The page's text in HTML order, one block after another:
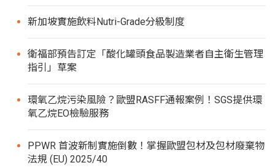
新加坡實施飲料Nutri-Grade分級制度
衛福部預告訂定「酸化罐頭食品製造業者自主衛生管理
指引」草案
環氧乙烷污染風險？歐盟RASFF通報案例！SGS提供環
氧乙烷EO檢驗服務
PPWR 首波新制實施倒數！掌握歐盟包材及包材廢棄物
法規 (EU) 2025/40